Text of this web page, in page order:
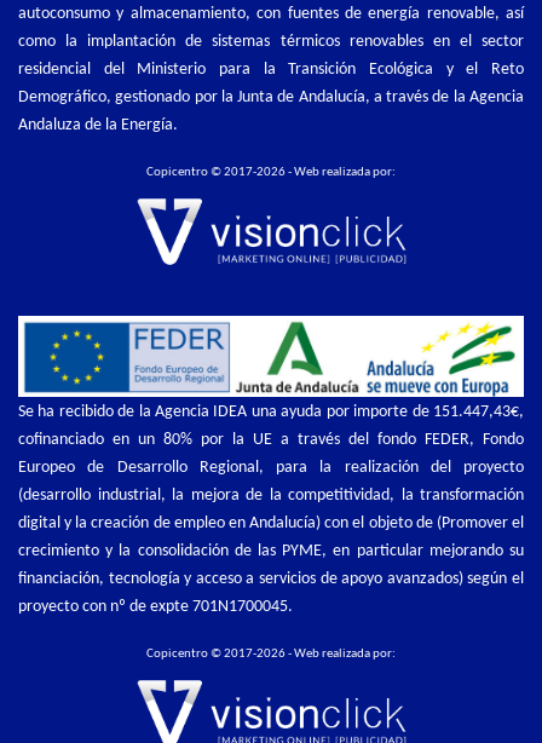
autoconsumo y almacenamiento, con fuentes de energía renovable, así
como la implantación de sistemas térmicos renovables en el sector
residencial del Ministerio para la Transición Ecológica y el Reto
Demográfico, gestionado por la Junta de Andalucía, a través de la Agencia
Andaluza de la Energía.
Copicentro © 2017-2026 - Web realizada por:
Se ha recibido de la Agencia IDEA una ayuda por importe de 151.447,43€,
cofinanciado en un 80% por la UE a través del fondo FEDER, Fondo
Europeo de Desarrollo Regional, para la realización del proyecto
(desarrollo industrial, la mejora de la competitividad, la transformación
digital y la creación de empleo en Andalucía) con el objeto de (Promover el
crecimiento y la consolidación de las PYME, en particular mejorando su
financiación, tecnología y acceso a servicios de apoyo avanzados) según el
proyecto con nº de expte 701N1700045.
Copicentro © 2017-2026 - Web realizada por: